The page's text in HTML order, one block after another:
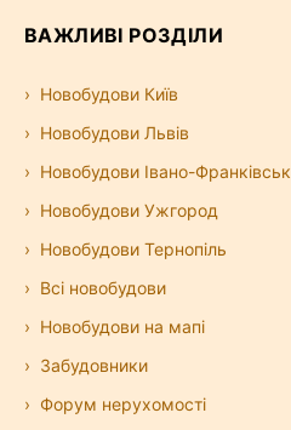
ВАЖЛИВІ РОЗДІЛИ
Новобудови Київ
Новобудови Львів
Новобудови Івано-Франківськ
Новобудови Ужгород
Новобудови Тернопіль
Всі новобудови
Новобудови на мапі
Забудовники
Форум нерухомості